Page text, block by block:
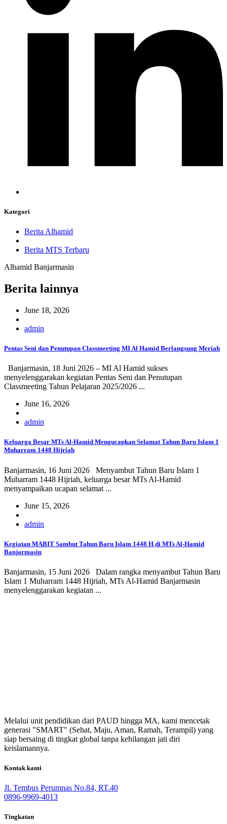
Kategori
Berita Alhamid
Berita MTS Terbaru
Alhamid Banjarmasin
Berita lainnya
June 18, 2026
admin
Pentas Seni dan Penutupan Classmeeting MI Al Hamid Berlangsung Meriah
Banjarmasin, 18 Juni 2026 – MI Al Hamid sukses
menyelenggarakan kegiatan Pentas Seni dan Penutupan
Classmeeting Tahun Pelajaran 2025/2026 ...
June 16, 2026
admin
Keluarga Besar MTs Al-Hamid Mengucapkan Selamat Tahun Baru Islam 1
Muharram 1448 Hijriah
Banjarmasin, 16 Juni 2026 Menyambut Tahun Baru Islam 1
Muharram 1448 Hijriah, keluarga besar MTs Al-Hamid
menyampaikan ucapan selamat ...
June 15, 2026
admin
Kegiatan MABIT Sambut Tahun Baru Islam 1448 H di MTs Al-Hamid
Banjarmasin
Banjarmasin, 15 Juni 2026 Dalam rangka menyambut Tahun Baru
Islam 1 Muharram 1448 Hijriah, MTs Al-Hamid Banjarmasin
menyelenggarakan kegiatan ...
Melalui unit pendidikan dari PAUD hingga MA, kami mencetak
generasi "SMART" (Sehat, Maju, Aman, Ramah, Terampil) yang
siap bersaing di tingkat global tanpa kehilangan jati diri
keislamannya.
Kontak kami
Jl. Tembus Perumnas No.84, RT.40
0896-9969-4013
Tingkatan